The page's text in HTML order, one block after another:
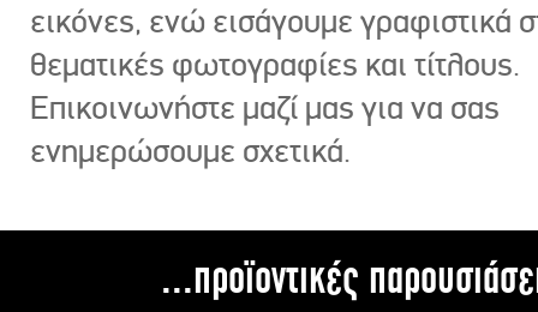
εικόνες, ενώ εισάγουμε γραφιστικά
θεματικές φωτογραφίες και τίτλους.
Επικοινωνήστε μαζί μας για να σας
ενημερώσουμε σχετικά.
...προϊοντικές